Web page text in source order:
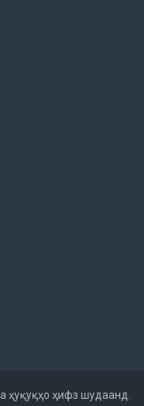
ҳуқуқҳо ҳифз шудаанд.